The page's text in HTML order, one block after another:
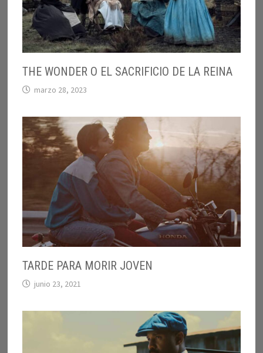
THE WONDER O EL SACRIFICIO DE LA REINA
marzo 28, 2023
TARDE PARA MORIR JOVEN
junio 23, 2021